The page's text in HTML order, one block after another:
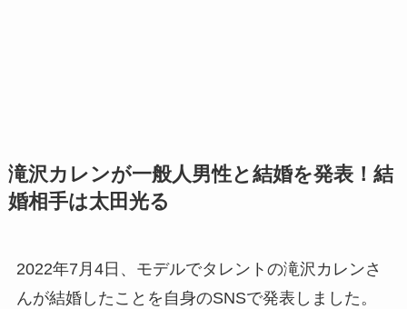
滝沢カレンが一般人男性と結婚を発表！結
婚相手は太田光る
2022年7月4日、モデルでタレントの滝沢カレンさ
んが結婚したことを自身のSNSで発表しました。